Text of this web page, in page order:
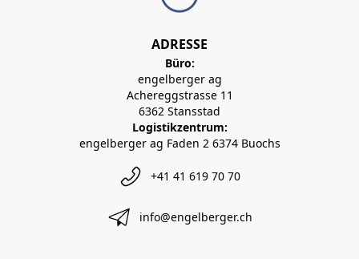
ADRESSE
Büro:
engelberger ag
Achereggstrasse 11
6362 Stansstad
Logistikzentrum:
engelberger ag Faden 2 6374 Buochs
+41 41 619 70 70
info@engelberger.ch